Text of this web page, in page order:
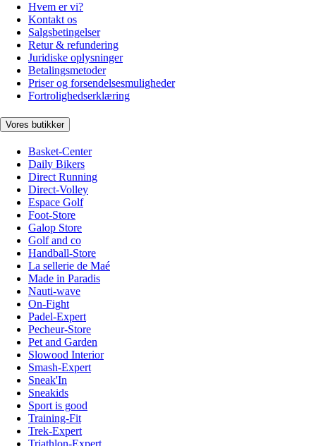
Hvem er vi?
Kontakt os
Salgsbetingelser
Retur & refundering
Juridiske oplysninger
Betalingsmetoder
Priser og forsendelsesmuligheder
Fortrolighedserklæring
Vores butikker
Basket-Center
Daily Bikers
Direct Running
Direct-Volley
Espace Golf
Foot-Store
Galop Store
Golf and co
Handball-Store
La sellerie de Maé
Made in Paradis
Nauti-wave
On-Fight
Padel-Expert
Pecheur-Store
Pet and Garden
Slowood Interior
Smash-Expert
Sneak'In
Sneakids
Sport is good
Training-Fit
Trek-Expert
Triathlon-Expert